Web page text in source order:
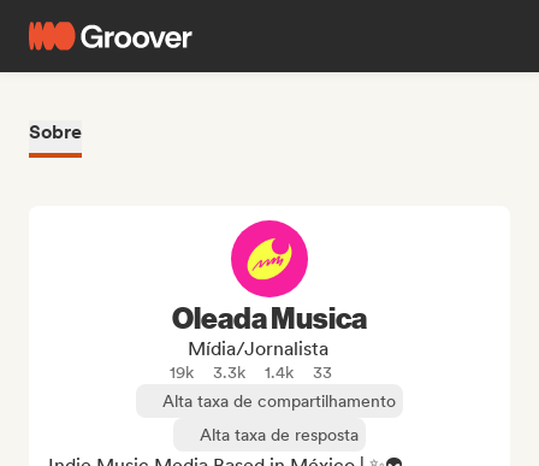
Sobre
Oleada Musica
Mídia/Jornalista
19k 3.3k 1.4k
33
Alta taxa de compartilhamento
Alta taxa de resposta